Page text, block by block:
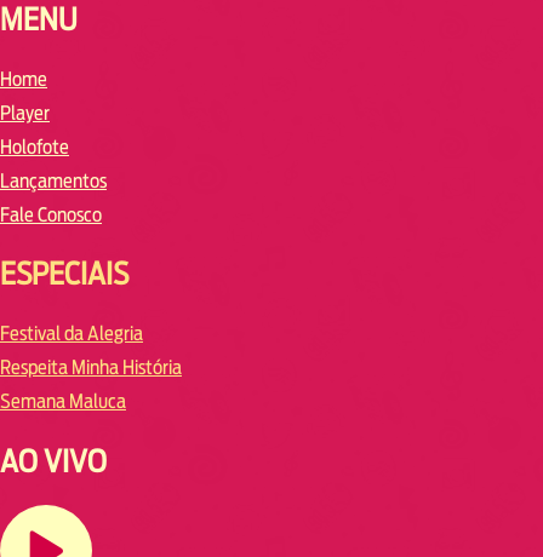
MENU
Home
Player
Holofote
Lançamentos
Fale Conosco
ESPECIAIS
Festival da Alegria
Respeita Minha História
Semana Maluca
AO VIVO